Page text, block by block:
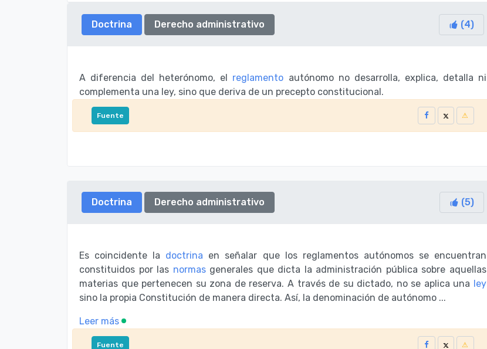
Doctrina Derecho administrativo (4)
A diferencia del heterónomo, el reglamento autónomo no desarrolla, explica, detalla ni
complementa una ley, sino que deriva de un precepto constitucional.
Fuente
Doctrina Derecho administrativo (5)
Es coincidente la doctrina en señalar que los reglamentos autónomos se encuentran
constituidos por las normasgenerales que dicta la administración pública sobre aquellas
materias que pertenecen su zona de reserva. A través de su dictado, no se aplica una ley
sino la propia Constitución de manera directa. Así, la denominación de autónomo ...
Leer más
Fuente